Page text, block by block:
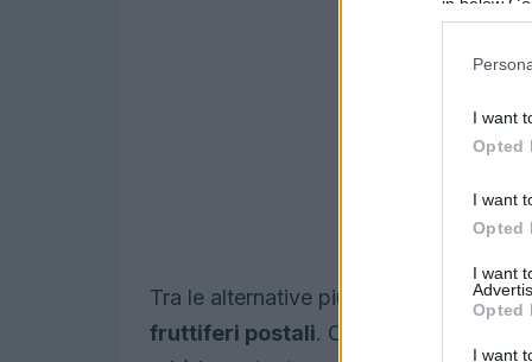
I want
Opted
I want
Opted
I want
Opted
I want
Tra le alternative più diffuse troviamo
fruttiferi postali. Ognuno offre un